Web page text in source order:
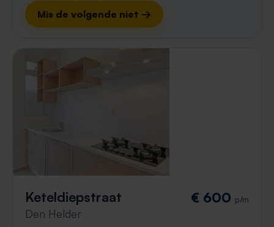
Mis de volgende niet →
Keteldiepstraat
Den Helder
€ 600 p/m